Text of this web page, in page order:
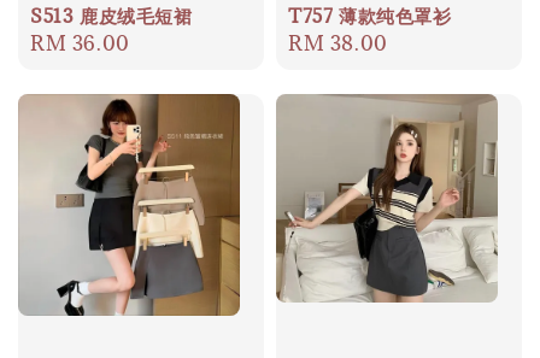
S513 鹿皮绒毛短裙
Regular
RM 36.00
T757 薄款纯色罩衫
Regular
RM 38.00